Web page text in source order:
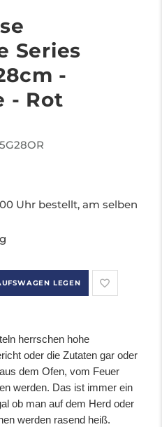
Series
-
- Rot
Uhr bestellt, am selben
LEGEN
herrschen hohe
oder die Zutaten gar oder
dem Ofen, vom Feuer
werden. Das ist immer ein
ob man auf dem Herd oder
werden rasend heiß.